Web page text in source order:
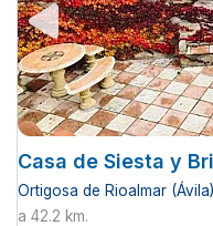
Casa de Siesta y
Ortigosa de Rioalmar (Ávila)
a 42.2 km.